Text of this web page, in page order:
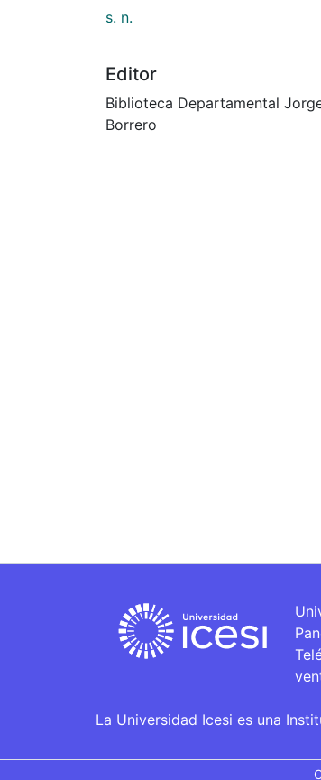
s. n.
Editor
Biblioteca Departamental
Borrero
La Universidad Icesi es una